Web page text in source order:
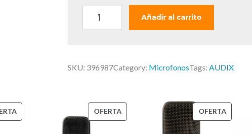
g
i
l
u
a
s
4
9
X
M
2
Añadir al carrito
SKU: 396987Category: MicrofonosTags: AUDIX
PRODUCTO
OFERTAPRODUCTO
OFERTA